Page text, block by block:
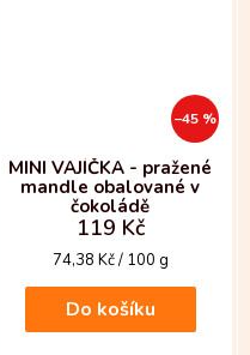
–45 %
MINI VAJÍČKA - pražené
mandle obalované v
čokoládě
119 Kč
Měrná
74,38 Kč / 100 g
Do košíku